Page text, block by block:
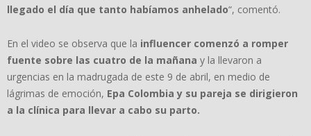
llegado el día que tanto habíamos anhelado“, comentó.
En el video se observa que la influencer comenzó a romper
fuente sobre las cuatro de la mañana y la llevaron a
urgencias en la madrugada de este 9 de abril, en medio de
lágrimas de emoción, Epa Colombia y su pareja se dirigieron
a la clínica para llevar a cabo su parto.